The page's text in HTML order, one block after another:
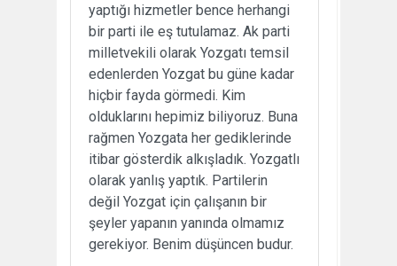
yaptığı hizmetler bence herhangi
bir parti ile eş tutulamaz. Ak parti
milletvekili olarak Yozgatı temsil
edenlerden Yozgat bu güne kadar
hiçbir fayda görmedi. Kim
olduklarını hepimiz biliyoruz. Buna
rağmen Yozgata her gediklerinde
itibar gösterdik alkışladık. Yozgatlı
olarak yanlış yaptık. Partilerin
değil Yozgat için çalışanın bir
şeyler yapanın yanında olmamız
gerekiyor. Benim düşüncen budur.